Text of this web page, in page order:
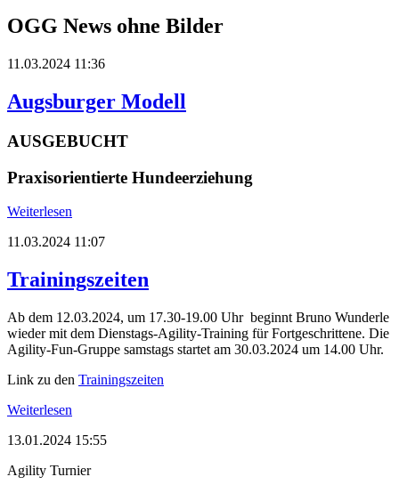
OGG News ohne Bilder
11.03.2024 11:36
Augsburger Modell
AUSGEBUCHT
Praxisorientierte Hundeerziehung
Weiterlesen
11.03.2024 11:07
Trainingszeiten
Ab dem 12.03.2024, um 17.30-19.00 Uhr beginnt Bruno Wunderle
wieder mit dem Dienstags-Agility-Training für Fortgeschrittene. Die
Agility-Fun-Gruppe samstags startet am 30.03.2024 um 14.00 Uhr.
Link zu den Trainingszeiten
Weiterlesen
13.01.2024 15:55
Agility Turnier